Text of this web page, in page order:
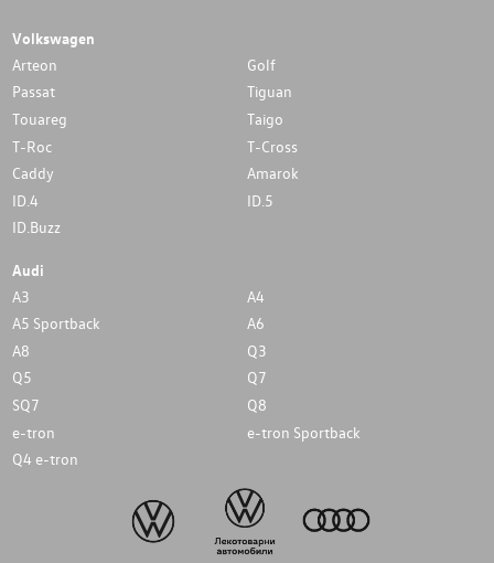
Volkswagen
Arteon
Golf
Passat
Tiguan
Touareg
Taigo
T-Roc
T-Cross
Caddy
Amarok
ID.4
ID.5
ID.Buzz
Audi
A3
A4
A5 Sportback
A6
A8
Q3
Q5
Q7
SQ7
Q8
e-tron
e-tron Sportback
Q4 e-tron